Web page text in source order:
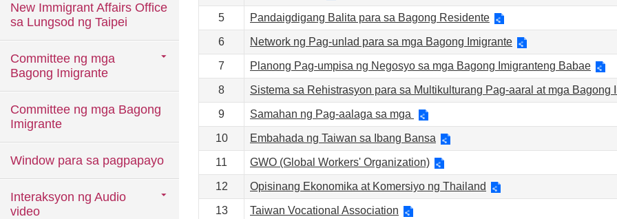
New Immigrant Affairs Office
sa Lungsod ng Taipei
Committee ng mga
Bagong Imigrante
Committee ng mga Bagong
Imigrante
Window para sa pagpapayo
Interaksyon ng Audio
video
5 Pandaigdigang Balita para sa Bagong Residente
6 Network ng Pag-unlad para sa mga Bagong Imigrante
7 Planong Pag-umpisa ng Negosyo sa mga Bagong Imigranteng Babae
8 Sistema sa Rehistrasyon para sa Multikulturang Pag-aaral at mga Bagong
9 Samahan ng Pag-aalaga sa mga
10 Embahada ng Taiwan sa Ibang Bansa
11 GWO (Global Workers' Organization)
12 Opisinang Ekonomika at Komersiyo ng Thailand
13 Taiwan Vocational Association